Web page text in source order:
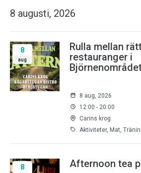
8 augusti, 2026
8
aug
Rulla mellan
restauranger i
8 aug, 2026
12:00 - 20:00
Carins krog
Aktiviteter, Mat,
8 Afternoon tea